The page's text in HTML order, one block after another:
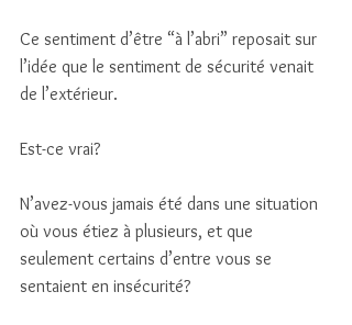
Ce sentiment d’être “à l’abri” reposait sur
l’idée que le sentiment de sécurité venait
de l’extérieur.
Est-ce vrai?
N’avez-vous jamais été dans une situation
où vous étiez à plusieurs, et que
seulement certains d’entre vous se
sentaient en insécurité?